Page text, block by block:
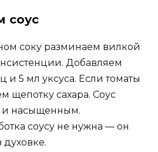
соус
соку разминаем вилкой
Добавляем
и 5 мл уксуса. Если томаты
щепотку сахара. Соус
и насыщенным.
соусу не нужна — он